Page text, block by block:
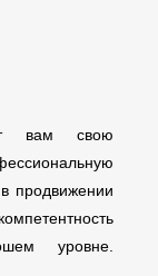
вам свою
продвижении
уровне.